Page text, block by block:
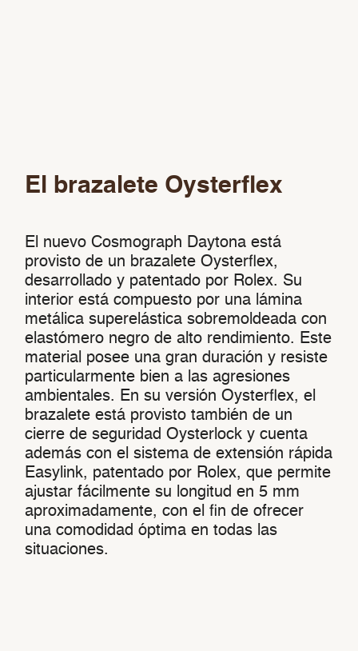
El brazalete Oysterflex
El nuevo Cosmograph Daytona está
provisto de un brazalete Oysterflex,
desarrollado y patentado por Rolex. Su
interior está compuesto por una lámina
metálica superelástica sobremoldeada con
elastómero negro de alto rendimiento. Este
material posee una gran duración y resiste
particularmente bien a las agresiones
ambientales. En su versión Oysterflex, el
brazalete está provisto también de un
cierre de seguridad Oysterlock y cuenta
además con el sistema de extensión rápida
Easylink, patentado por Rolex, que permite
ajustar fácilmente su longitud en 5 mm
aproximadamente, con el fin de ofrecer
una comodidad óptima en todas las
situaciones.